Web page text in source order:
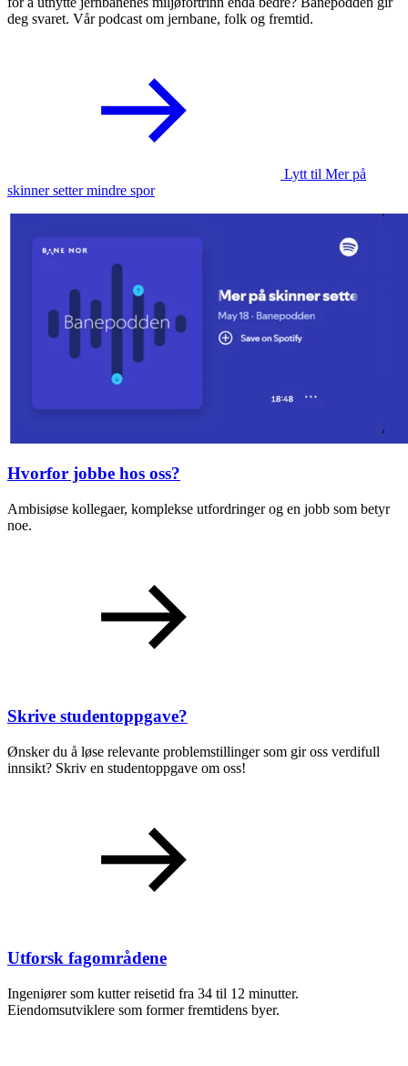
deg svaret. Vår podcast om jernbane, folk og fremtid.
Lytt til Mer på
skinner setter mindre spor
Hvorfor jobbe hos oss?
Ambisiøse kollegaer, komplekse utfordringer og en jobb som betyr
noe.
Skrive studentoppgave?
Ønsker du å løse relevante problemstillinger som gir oss verdifull
innsikt? Skriv en studentoppgave om oss!
Utforsk fagområdene
Ingeniører som kutter reisetid fra 34 til 12 minutter.
Eiendomsutviklere som former fremtidens byer.